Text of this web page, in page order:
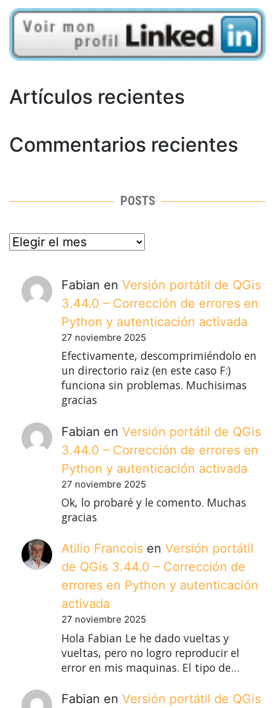
Artículos recientes
Commentarios recientes
POSTS
posts
Fabian en Versión portátil de QGis
3.44.0 – Corrección de errores en
Python y autenticación activada
27 noviembre 2025
Efectivamente, descomprimiéndolo en
un directorio raiz (en este caso F:)
funciona sin problemas. Muchisimas
gracias
Fabian en Versión portátil de QGis
3.44.0 – Corrección de errores en
Python y autenticación activada
27 noviembre 2025
Ok, lo probaré y le comento. Muchas
gracias
Atilio Francois en Versión portátil
de QGis 3.44.0 – Corrección de
errores en Python y autenticación
activada
27 noviembre 2025
Hola Fabian Le he dado vueltas y
vueltas, pero no logro reproducir el
error en mis maquinas. El tipo de…
Fabian en Versión portátil de QGis